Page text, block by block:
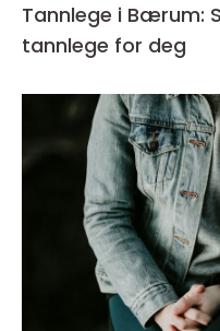
Tannlege i Bærum:
tannlege for deg